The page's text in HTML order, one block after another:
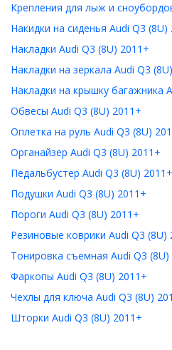
Крепления для лыж и
Накидки на сиденья Audi Q3 (8U)
Накладки Audi Q3 (8U) 2011+
Накладки на зеркала Audi Q3
Накладки на крышку багажника
Обвесы Audi Q3 (8U) 2011+
Оплетка на руль Audi Q3 (8U)
Органайзер Audi Q3 (8U) 2011+
Педальбустер Audi Q3 (8U) 2011+
Подушки Audi Q3 (8U) 2011+
Пороги Audi Q3 (8U) 2011+
Резиновые коврики Audi Q3 (8U)
Тонировка съемная Audi Q3 (8U)
Фаркопы Audi Q3 (8U) 2011+
Чехлы для ключа Audi Q3 (8U)
Шторки Audi Q3 (8U) 2011+